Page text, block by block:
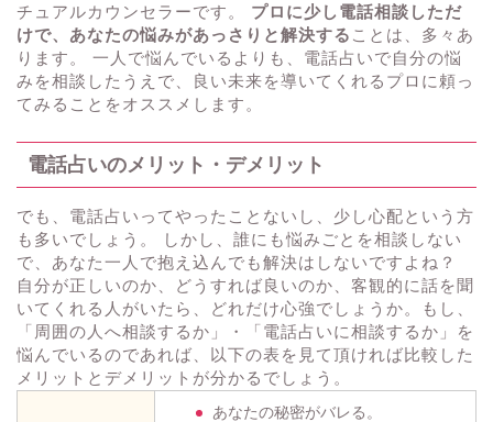
チュアルカウンセラーです。 プロに少し電話相談しただ
けで、あなたの悩みがあっさりと解決する ことは、多々あ
ります。 一人で悩んでいるよりも、電話占いで自分の悩
みを相談したうえで、良い未来を導いてくれるプロに頼っ
てみることをオススメします。
電話占いのメリット・デメリット
でも、電話占いってやったことないし、少し心配という方
も多いでしょう。 しかし、誰にも悩みごとを相談しない
で、あなた一人で抱え込んでも解決はしないですよね？
自分が正しいのか、どうすれば良いのか、客観的に話を聞
いてくれる人がいたら、どれだけ心強でしょうか。もし、
「周囲の人へ相談するか」・「電話占いに相談するか」を
悩んでいるのであれば、以下の表を見て頂ければ比較した
メリットとデメリットが分かるでしょう。
あなたの秘密がバレる。